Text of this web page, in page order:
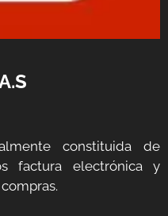
constituida de
factura electrónica y